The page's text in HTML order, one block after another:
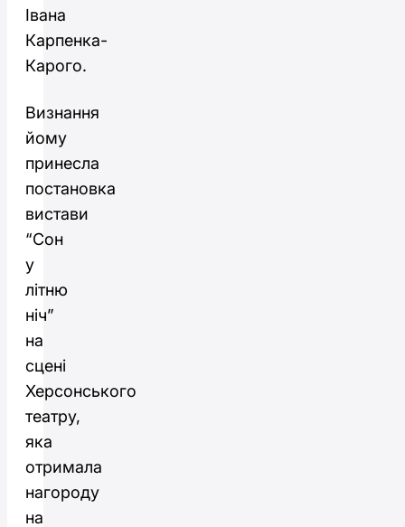
Івана
Карпенка-
Карого.
Визнання
йому
принесла
постановка
вистави
“Сон
у
літню
ніч”
на
сцені
Херсонського
театру,
яка
отримала
нагороду
на